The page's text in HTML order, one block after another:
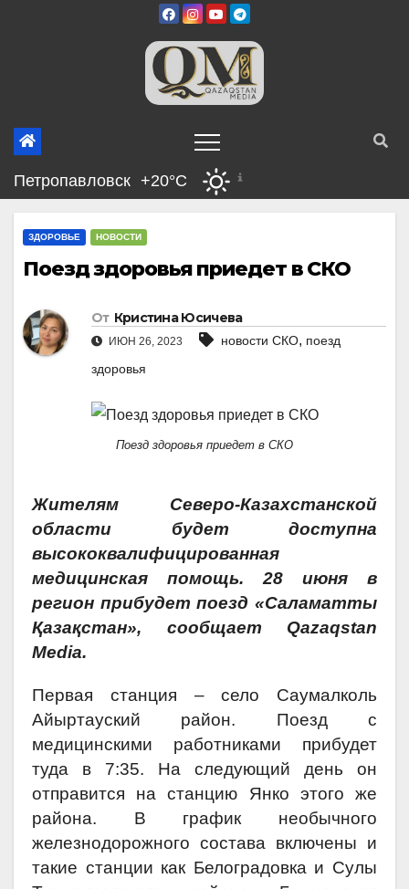
Петропавловск +20°C
ЗДОРОВЬЕ НОВОСТИ
Поезд здоровья приедет в СКО
От Кристина Юсичева
ИЮН 26, 2023 новости СКО, поезд
здоровья
Поезд здоровья приедет в СКО
Жителям Северо-Казахстанской
области будет доступна
высококвалифицированная
медицинская помощь. 28 июня в
регион прибудет поезд «Саламатты
Қазақстан», сообщает Qazaqstan
Media.
Первая станция – село Саумалколь
Айыртауский район. Поезд с
медицинскими работниками прибудет
туда в 7:35. На следующий день он
отправится на станцию Янко этого же
района. В график необычного
железнодорожного состава включены и
такие станции как Белоградовка и Сулы